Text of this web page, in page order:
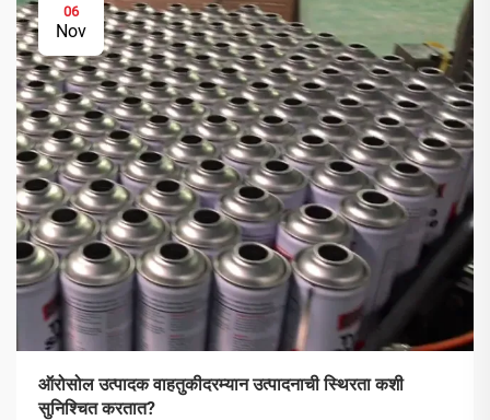
06
Nov
ऑरोसोल उत्पादक वाहतुकीदरम्यान उत्पादनाची स्थिरता कशी
सुनिश्चित करतात?